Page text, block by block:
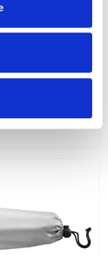
do samochodu
różne kolory